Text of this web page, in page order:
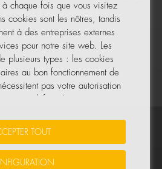
• Protection des données
COHIDREX GLOBAL PARTS, S.L.U.
à chaque fois que vous visitez
cookies sont les nôtres, tandis
à des entreprises externes
pour notre site web. Les
plusieurs types : les cookies
au bon fonctionnement de
pas votre autorisation
TOUT